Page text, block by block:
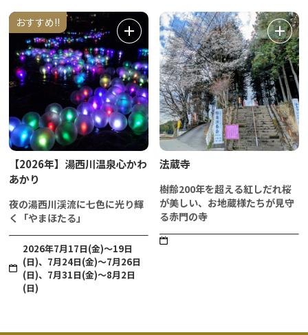
おすすめ!!
【2026年】湯西川温泉心かわ
あかり
夜の湯西川渓流に七色に光り輝
く「やまほたる」
2026年7月17日(金)～19日
(日)、7月24日(金)～7月26日
(日)、7月31日(金)～8月2日
(日)
法蔵寺
樹齢200年を超える紅しだれ桜
が美しい、お地蔵様たちが見守
る赤門の寺